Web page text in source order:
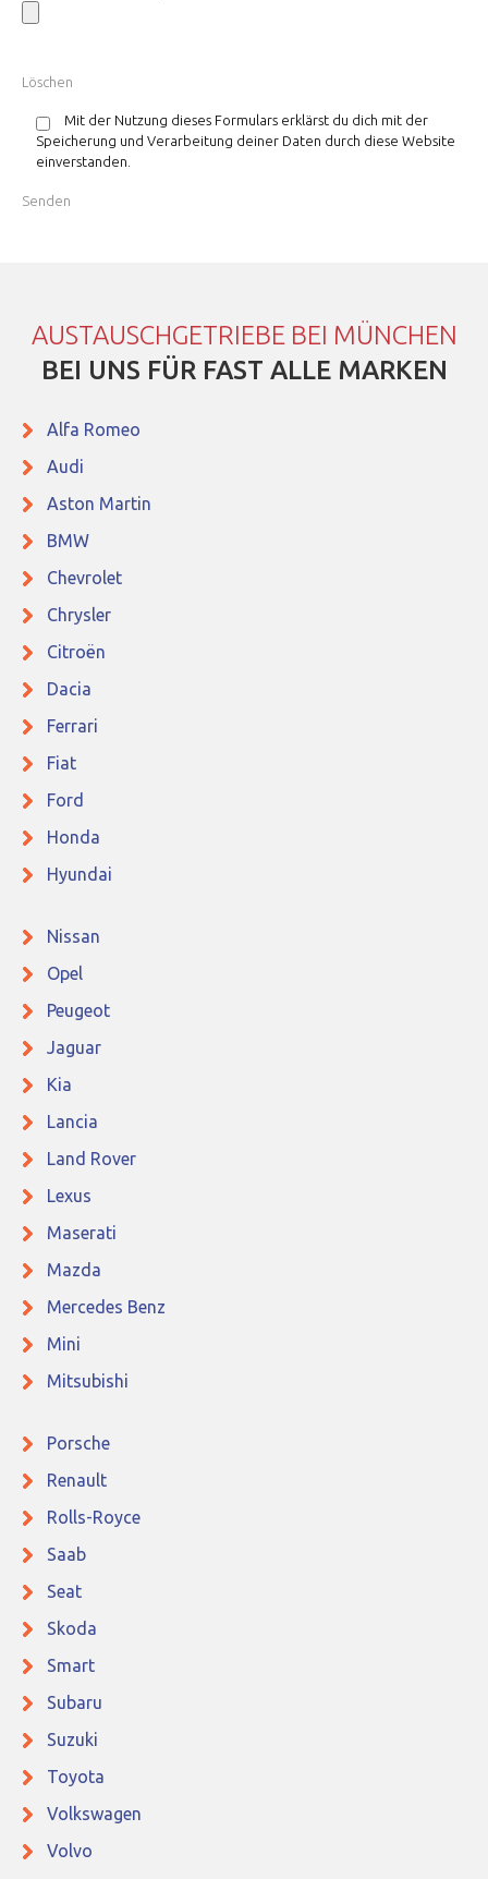
Mit der Nutzung dieses Formulars erklärst du dich mit der
Speicherung und Verarbeitung deiner Daten durch diese Website
einverstanden.
AUSTAUSCHGETRIEBE BEI MÜNCHEN
BEI UNS FÜR FAST ALLE MARKEN
Alfa Romeo
Audi
Aston Martin
BMW
Chevrolet
Chrysler
Citroën
Dacia
Ferrari
Fiat
Ford
Honda
Hyundai
Nissan
Opel
Peugeot
Jaguar
Kia
Lancia
Land Rover
Lexus
Maserati
Mazda
Mercedes Benz
Mini
Mitsubishi
Porsche
Renault
Rolls-Royce
Saab
Seat
Skoda
Smart
Subaru
Suzuki
Toyota
Volkswagen
Volvo